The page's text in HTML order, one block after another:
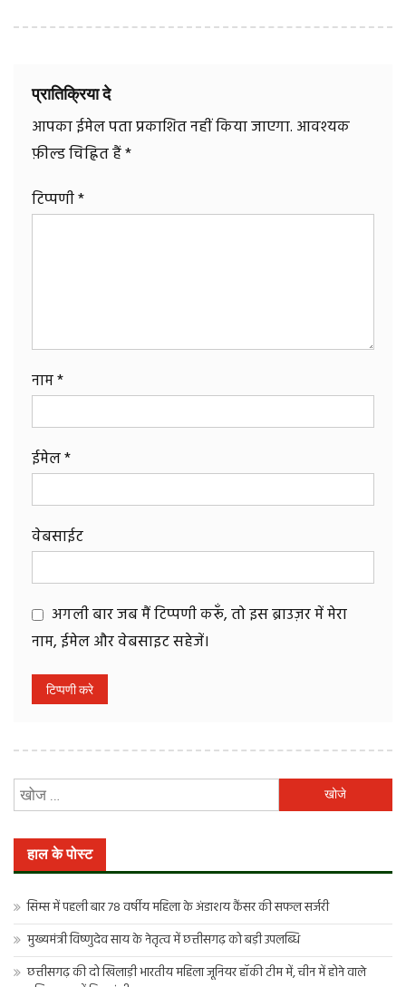
प्रातिक्रिया दे
आपका ईमेल पता प्रकाशित नहीं किया जाएगा. आवश्यक
फ़ील्ड चिह्नित हैं*
टिप्पणी*
नाम*
ईमेल*
वेबसाईट
अगली बार जब मैं टिप्पणी करूँ, तो इस ब्राउज़र में मेरा
नाम, ईमेल और वेबसाइट सहेजें।
को
हाल के पोस्ट
सिम्स में पहली बार 78 वर्षीय महिला के अंडाशय कैंसर की सफल सर्जरी
मुख्यमंत्री विष्णुदेव साय के नेतृत्व में छत्तीसगढ़ को बड़ी उपलब्धि
छत्तीसगढ़ की दो खिलाड़ी भारतीय महिला जूनियर हॉकी टीम में, चीन में होने वाले